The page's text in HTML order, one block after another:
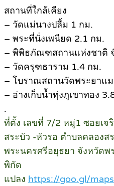
สถานที่ใกล้เคียง
– วัดแม่นางปลื้ม 1 กม.
– พระที่นั่งเพนียด 2.1 กม.
– พิพิธภัณฑสถานแห่งชาติ
– วัดครุฑธาราม 1.4 กม.
– โบราณสถานวัดพระยาแ
– อ่างเก็บน้ำทุ่งภูเขาทอง
.
ที่ตั้ง เลขที่ 7/2 หมู่1 ซอยเ
สระบัว -หัวรอ ตำบลคลองส
พระนครศรีอยุธยา จังหวัดพ
พิกัด
แปลง https://goo.gl/